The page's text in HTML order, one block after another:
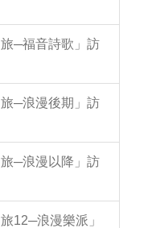
─福音詩歌」訪
─浪漫後期」訪
─浪漫以降」訪
12─浪漫樂派」